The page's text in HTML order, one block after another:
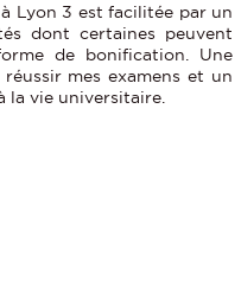
Lyon 3 est facilitée par un
dont certaines peuvent
de bonification. Une
mes examens et un
la vie universitaire.